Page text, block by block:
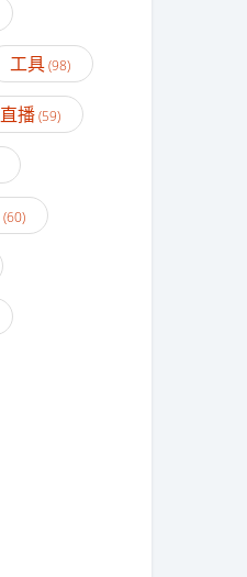
工具(98)
直播(59)
(60)